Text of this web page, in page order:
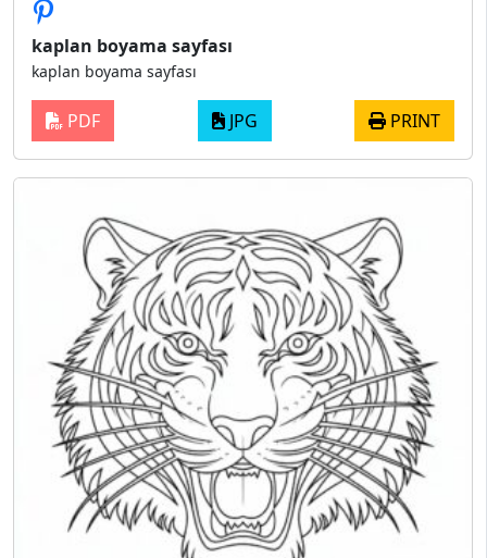
kaplan boyama sayfası
kaplan boyama sayfası
PDF JPG PRINT